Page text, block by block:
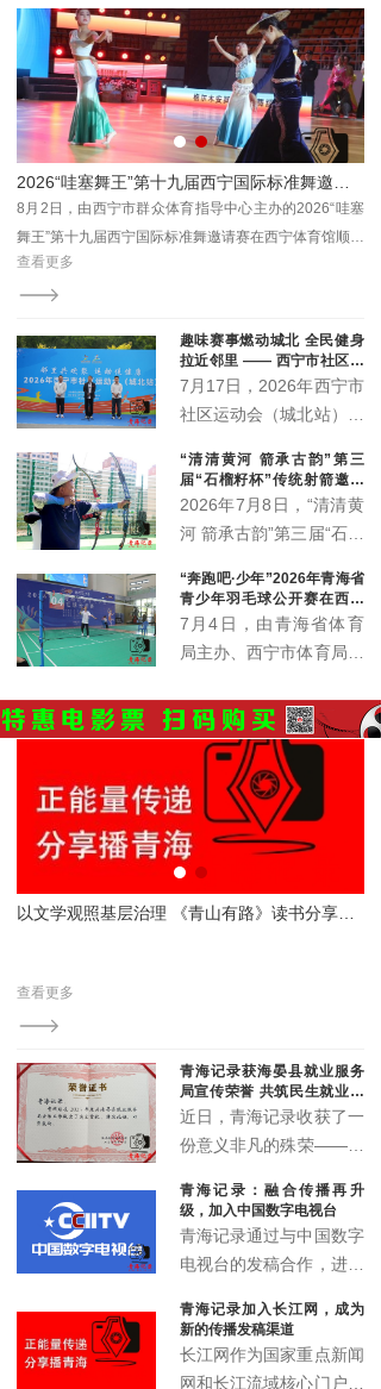
传承人、文艺爱好者及各
地游客齐聚葱湾村，共赏
花海盛景、共品乡土文
脉、共赴乡村文旅新盛
宴。
字文旅新画卷
8月2日，由西宁市群众体育指导中心主办的2026“哇塞
舞王”第十九届西宁国际标准舞邀请赛在西宁体育馆顺利
收官。
查看更多
趣味赛事燃动城北 全民健身
拉近邻里 —— 西宁市社区运
动会城北站火热开赛
7月17日，2026年西宁市
社区运动会（城北站）在
开赛，350余名辖区各族
居民齐聚赛场，共赴家门
口的趣味运动之约。
“清清黄河 箭承古韵”第三
届“石榴籽杯”传统射箭邀请
赛开赛
2026年7月8日，“清清黄
河 箭承古韵”第三届“石榴
青海省第六届全民健身大
会西宁赛区射箭比赛在西
宁市城东区全民健身中心
“奔跑吧·少年”2026年青海省
青少年羽毛球公开赛在西宁
火热开赛 426名羽球少年逐
7月4日，由青海省体育
局主办、西宁市体育局承
年青海省青少年（学生）
羽毛球公开赛在西宁城西
体育公园正式挥拍开赛。
赛事以专业竞技为纽带，
为全省青少年羽毛球爱好
者搭建起交流切磋的优质
平台，同时进一步发掘储
备省内羽毛球后备人才，
查看更多
青海记录获海晏县就业服务
局宣传荣誉 共筑民生就业宣
传新篇
近日，青海记录收获了一
份意义非凡的殊荣——来
传鼓励荣誉证书。这一荣
誉不仅是对青海记录过往
宣传工作的高度认可，更
宣传事业发展的有力见
证。
青海记录：融合传播再升
级，加入中国数字电视台
青海记录通过与中国数字
电视台的发稿合作，进一
阵，实现了青海故事的多
渠道、多层次、多形态传
播，为高原地区文化传播
青海记录加入长江网，成为
新的传播发稿渠道
长江网作为国家重点新闻
网和长江流域核心门户，